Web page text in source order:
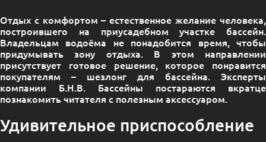
Отдых с комфортом – естественное желание человека,
построившего на приусадебном участке бассейн.
Владельцам водоёма не понадобится время, чтобы
придумывать зону отдыха. В этом направлении
присутствует готовое решение, которое понравится
покупателям – шезлонг для бассейна. Эксперты
компании Б.Н.В. Бассейны постараются вкратце
познакомить читателя с полезным аксессуаром.
Удивительное приспособление